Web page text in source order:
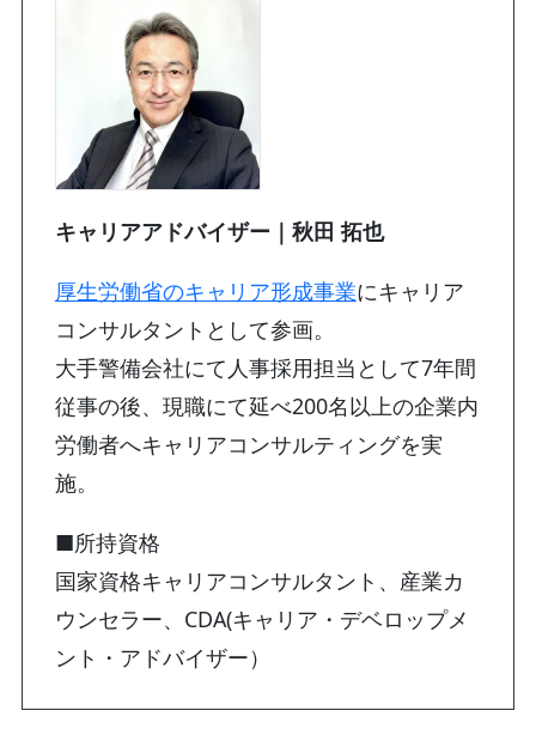
キャリアアドバイザー｜秋田 拓也
厚生労働省のキャリア形成事業にキャリア
コンサルタントとして参画。
大手警備会社にて人事採用担当として7年間
従事の後、現職にて延べ200名以上の企業内
労働者へキャリアコンサルティングを実
施。
■所持資格
国家資格キャリアコンサルタント、産業カ
ウンセラー、CDA(キャリア・デベロップメ
ント・アドバイザー）